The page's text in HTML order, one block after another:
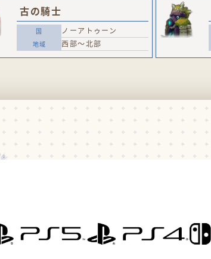
古の騎士
ノーアトゥーン
西部～北部